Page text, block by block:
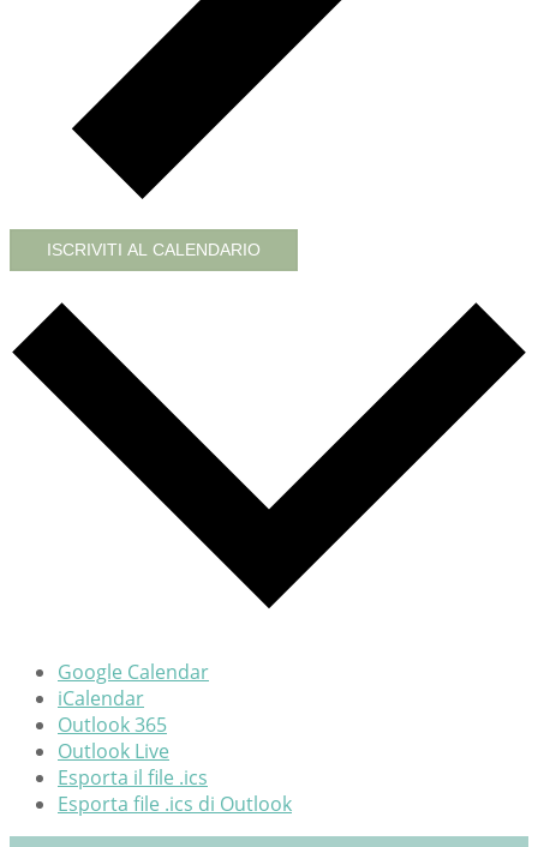
ISCRIVITI AL CALENDARIO
Google Calendar
iCalendar
Outlook 365
Outlook Live
Esporta il file .ics
Esporta file .ics di Outlook